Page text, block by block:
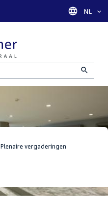
Taal
NL
Plenaire vergaderingen